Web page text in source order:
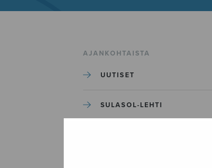
AJANKOHTAISTA
UUTISET
SULASOL-LEHTI